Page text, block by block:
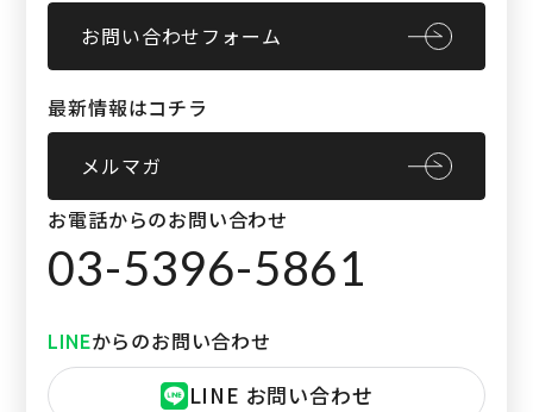
お問い合わせフォーム
最新情報はコチラ
メルマガ
お電話からのお問い合わせ
03-5396-5861
LINEからのお問い合わせ
LINE お問い合わせ